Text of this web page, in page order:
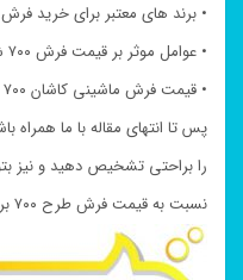
• برند های معتبر برای خرید فرش ۷۰۰ شانه
• عوامل موثر بر قیمت فرش ۷۰۰ شانه
• قیمت فرش ماشینی کاشان ۷۰۰ شانه
نسبت به قیمت فرش طرح ۷۰۰ براحتی بشناسید.